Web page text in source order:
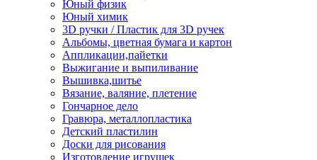
Юный физик
Юный химик
3D ручки / Пластик для 3D ручек
Альбомы, цветная бумага и картон
Аппликации,пайетки
Выжигание и выпиливание
Вышивка,шитье
Вязание, валяние, плетение
Гончарное дело
Гравюра, металлопластика
Детский пластилин
Доски для рисования
Изготовление игрушек